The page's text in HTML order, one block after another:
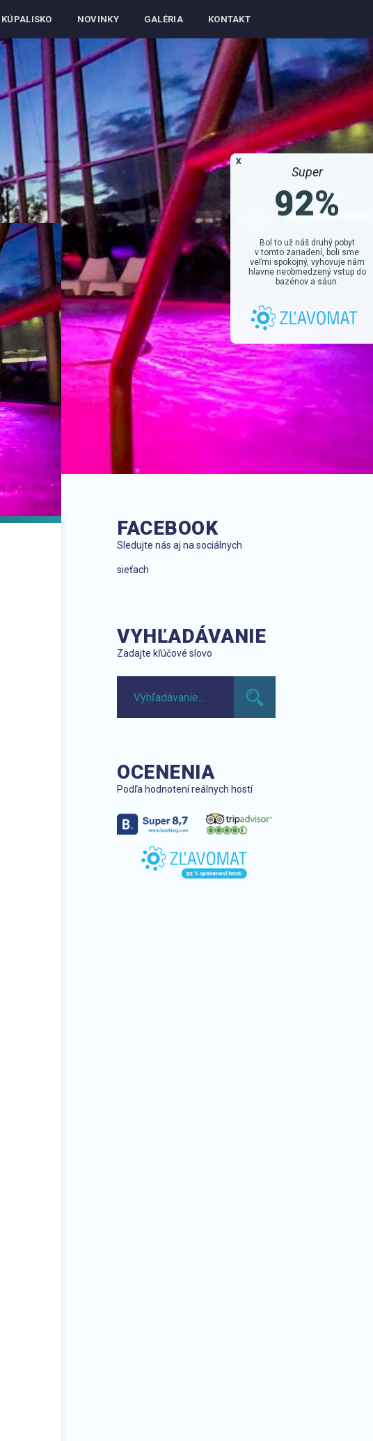
KÚPALISKO NOVINKY GALÉRIA KONTAKT
x
Super
92%
Bol to už náš druhý pobyt
v tomto zariadení, boli sme
veľmi spokojný, vyhovuje nám
hlavne neobmedzený vstup do
bazénov a sáun.
FACEBOOK
Sledujte nás aj na sociálnych
sieťach
VYHĽADÁVANIE
Zadajte kľúčové slovo
OCENENIA
Podľa hodnotení reálnych hostí